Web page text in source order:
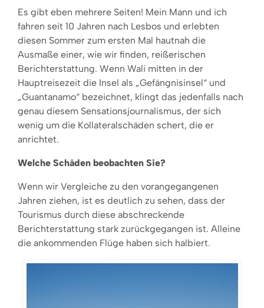
Es gibt eben mehrere Seiten! Mein Mann und ich
fahren seit 10 Jahren nach Lesbos und erlebten
diesen Sommer zum ersten Mal hautnah die
Ausmaße einer, wie wir finden, reißerischen
Berichterstattung. Wenn Wali mitten in der
Hauptreisezeit die Insel als „Gefängnisinsel“ und
„Guantanamo“ bezeichnet, klingt das jedenfalls nach
genau diesem Sensationsjournalismus, der sich
wenig um die Kollateralschäden schert, die er
anrichtet.
Welche Schäden beobachten Sie?
Wenn wir Vergleiche zu den vorangegangenen
Jahren ziehen, ist es deutlich zu sehen, dass der
Tourismus durch diese abschreckende
Berichterstattung stark zurückgegangen ist. Alleine
die ankommenden Flüge haben sich halbiert.